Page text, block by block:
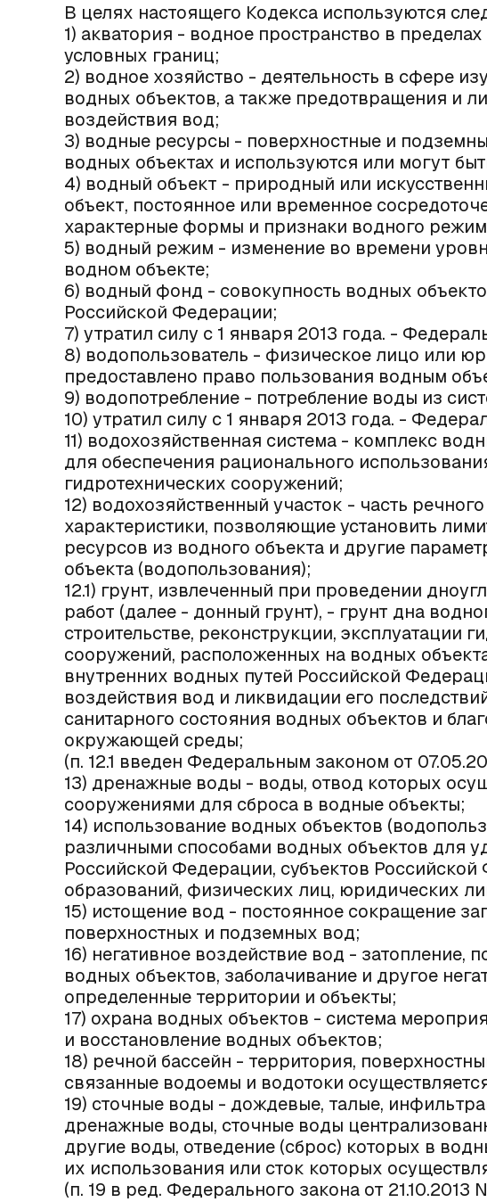
В целях настоящего Кодекса используются
1) акватория - водное пространство в
условных границ;
2) водное хозяйство - деятельность в сфере
водных объектов, а также предотвращения и
воздействия вод;
3) водные ресурсы - поверхностные и
водных объектах и используются или могут
4) водный объект - природный или
объект, постоянное или временное
характерные формы и признаки водного
5) водный режим - изменение во времени
водном объекте;
6) водный фонд - совокупность водных
Российской Федерации;
7) утратил силу с 1 января 2013 года. -
8) водопользователь - физическое лицо или
предоставлено право пользования водным
9) водопотребление - потребление воды из
10) утратил силу с 1 января 2013 года. -
11) водохозяйственная система - комплекс
для обеспечения рационального
гидротехнических сооружений;
12) водохозяйственный участок - часть
характеристики, позволяющие установить
ресурсов из водного объекта и другие
объекта (водопользования);
12.1) грунт, извлеченный при проведении
работ (далее - донный грунт), - грунт дна
строительстве, реконструкции, эксплуатации
сооружений, расположенных на водных
внутренних водных путей Российской
воздействия вод и ликвидации его
санитарного состояния водных объектов и
окружающей среды;
(п. 12.1 введен Федеральным законом от
13) дренажные воды - воды, отвод которых
сооружениями для сброса в водные объекты;
14) использование водных объектов
различными способами водных объектов для
Российской Федерации, субъектов
образований, физических лиц, юридических
15) истощение вод - постоянное сокращение
поверхностных и подземных вод;
16) негативное воздействие вод - затопление,
водных объектов, заболачивание и другое
определенные территории и объекты;
17) охрана водных объектов - система
и восстановление водных объектов;
18) речной бассейн - территория,
связанные водоемы и водотоки
19) сточные воды - дождевые, талые,
дренажные воды, сточные воды
другие воды, отведение (сброс) которых в
их использования или сток которых
(п. 19 в ред. Федерального закона от 21.10.2013